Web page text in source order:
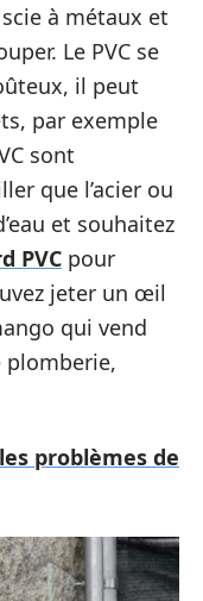
à métaux et
Le PVC se
il peut
par exemple
sont
que l’acier ou
et souhaitez
PVC pour
jeter un œil
qui vend
plomberie,
problèmes de